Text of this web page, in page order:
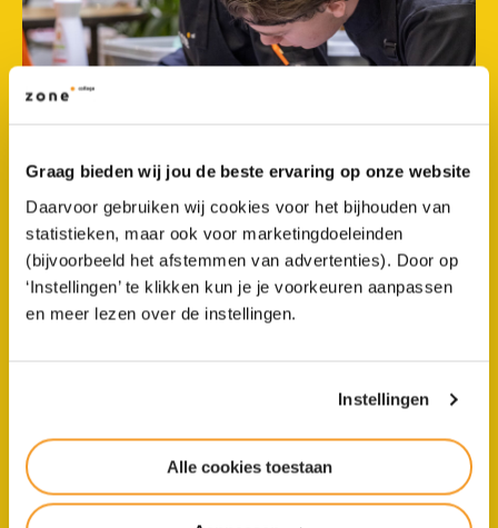
Graag bieden wij jou de beste ervaring op onze website
Daarvoor gebruiken wij cookies voor het bijhouden van
statistieken, maar ook voor marketingdoeleinden
(bijvoorbeeld het afstemmen van advertenties). Door op
‘Instellingen’ te klikken kun je je voorkeuren aanpassen
en meer lezen over de instellingen.
Instellingen
Alle cookies toestaan
Leerlingen Zone.college
vmbo Twello winnen zilver